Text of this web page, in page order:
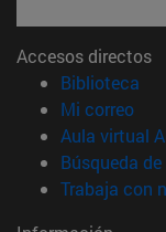
Accesos directos
Biblioteca
Mi correo
Aula virtual
Búsqueda
Trabaja con